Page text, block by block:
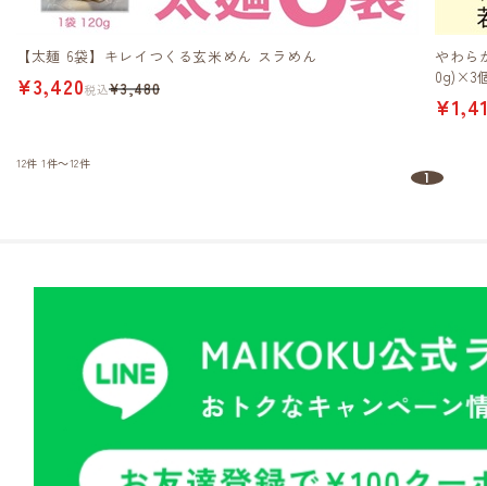
【太麺 6袋】キレイつくる玄米めん スラめん
¥3,420税込¥3,480
やわら
0g)×3
12件 1件～12件
1